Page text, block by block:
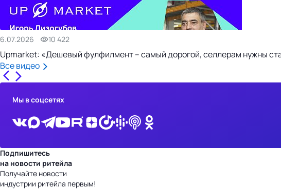
6.07.2026 10 422
Upmarket: «Дешевый фулфилмент – самый дорогой, селлерам нужны
Все видео
Мы в соцсетях
Подпишитесь
на новости ритейла
Получайте новости
индустрии ритейла первым!